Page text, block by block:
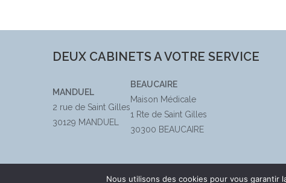
DEUX CABINETS A VOTRE SERVICE
MANDUEL
2 rue de Saint Gilles
30129 MANDUEL
BEAUCAIRE
Maison Médicale
1 Rte de Saint Gilles
30300 BEAUCAIRE
Nous utilisons des cookies pour vous garantir